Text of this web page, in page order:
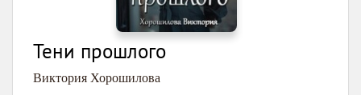
Тени прошлого
Виктория Хорошилова